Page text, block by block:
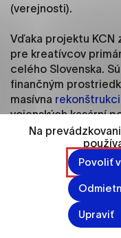
(verejnosti).
Vďaka projektu KCN
pre kreatívcov
celého Slovenska.
finančným
masívna
vojenských kasární
ako aj priestory
ulici. Tieto 2
programovo
Cez ponuku služieb
pracovať na
Na
Povoliť
Upraviť
Analytické cookies
Analytické
stránok pochopiť,
používajú, aby
ponúknuť im lepšiu
zbierajú
konkrétnou
Označiť
Uložiť
Viac